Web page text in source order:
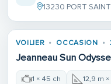
13230 PORT
VOILIER OCCASION
Jeanneau Sun
1 × 45 ch 12,9 m